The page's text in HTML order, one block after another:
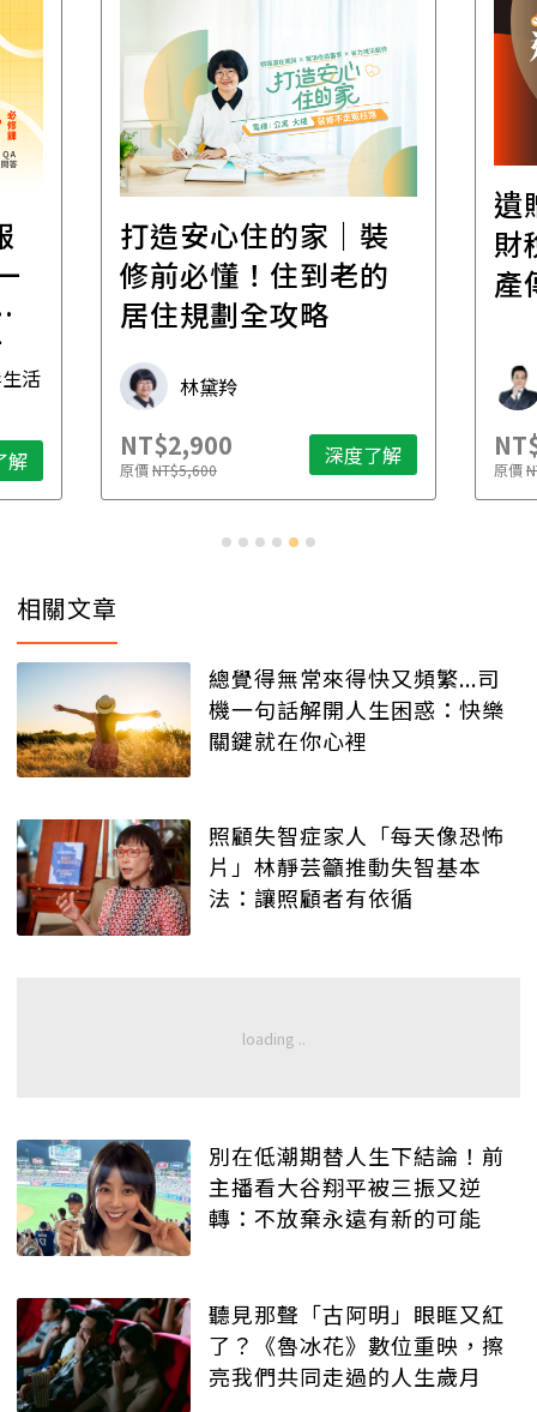
活
解
打造安心住的家｜裝
修前必懂！住到老的
居住規劃全攻略
林黛羚
NT$2,900
原價NT$5,600 深度了解
遺
財
產
原價
相關文章
總覺得無常來得快又頻繁...司
機一句話解開人生困惑：快樂
關鍵就在你心裡
照顧失智症家人「每天像恐怖
片」林靜芸籲推動失智基本
法：讓照顧者有依循
別在低潮期替人生下結論！前
主播看大谷翔平被三振又逆
轉：不放棄永遠有新的可能
聽見那聲「古阿明」眼眶又紅
了？《魯冰花》數位重映，擦
亮我們共同走過的人生歲月